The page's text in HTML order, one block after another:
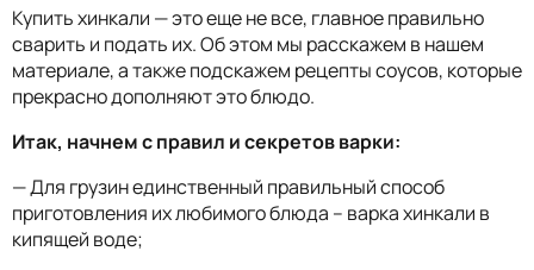
Купить хинкали — это еще не все, главное правильно
сварить и подать их. Об этом мы расскажем в нашем
материале, а также подскажем рецепты соусов, которые
прекрасно дополняют это блюдо.
Итак, начнем с правил и секретов варки:
— Для грузин единственный правильный способ
приготовления их любимого блюда – варка хинкали в
кипящей воде;